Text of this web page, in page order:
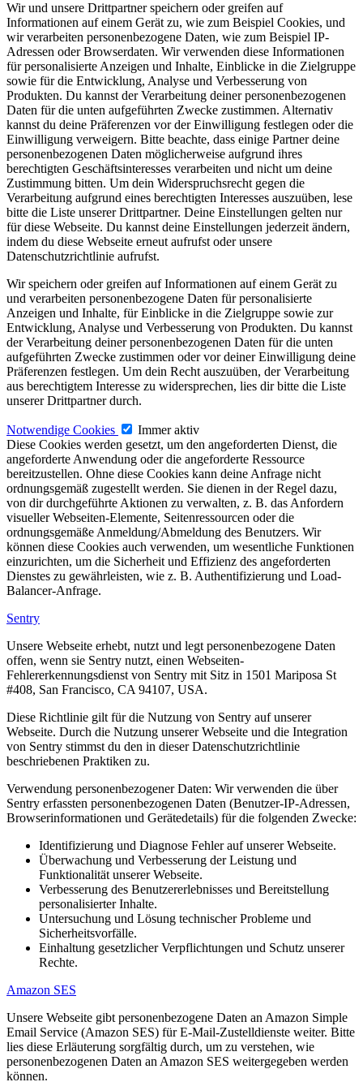
Wir und unsere Drittpartner speichern oder greifen auf
Informationen auf einem Gerät zu, wie zum Beispiel Cookies, und
wir verarbeiten personenbezogene Daten, wie zum Beispiel IP-
Adressen oder Browserdaten. Wir verwenden diese Informationen
für personalisierte Anzeigen und Inhalte, Einblicke in die Zielgruppe
sowie für die Entwicklung, Analyse und Verbesserung von
Produkten. Du kannst der Verarbeitung deiner personenbezogenen
Daten für die unten aufgeführten Zwecke zustimmen. Alternativ
kannst du deine Präferenzen vor der Einwilligung festlegen oder die
Einwilligung verweigern. Bitte beachte, dass einige Partner deine
personenbezogenen Daten möglicherweise aufgrund ihres
berechtigten Geschäftsinteresses verarbeiten und nicht um deine
Zustimmung bitten. Um dein Widerspruchsrecht gegen die
Verarbeitung aufgrund eines berechtigten Interesses auszuüben, lese
bitte die Liste unserer Drittpartner. Deine Einstellungen gelten nur
für diese Webseite. Du kannst deine Einstellungen jederzeit ändern,
indem du diese Webseite erneut aufrufst oder unsere
Datenschutzrichtlinie aufrufst.
Wir speichern oder greifen auf Informationen auf einem Gerät zu
und verarbeiten personenbezogene Daten für personalisierte
Anzeigen und Inhalte, für Einblicke in die Zielgruppe sowie zur
Entwicklung, Analyse und Verbesserung von Produkten. Du kannst
der Verarbeitung deiner personenbezogenen Daten für die unten
aufgeführten Zwecke zustimmen oder vor deiner Einwilligung deine
Präferenzen festlegen. Um dein Recht auszuüben, der Verarbeitung
aus berechtigtem Interesse zu widersprechen, lies dir bitte die Liste
unserer Drittpartner durch.
Notwendige Cookies
Immer aktiv
Diese Cookies werden gesetzt, um den angeforderten Dienst, die
angeforderte Anwendung oder die angeforderte Ressource
bereitzustellen. Ohne diese Cookies kann deine Anfrage nicht
ordnungsgemäß zugestellt werden. Sie dienen in der Regel dazu,
von dir durchgeführte Aktionen zu verwalten, z. B. das Anfordern
visueller Webseiten-Elemente, Seitenressourcen oder die
ordnungsgemäße Anmeldung/Abmeldung des Benutzers. Wir
können diese Cookies auch verwenden, um wesentliche Funktionen
einzurichten, um die Sicherheit und Effizienz des angeforderten
Dienstes zu gewährleisten, wie z. B. Authentifizierung und Load-
Balancer-Anfrage.
Sentry
Unsere Webseite erhebt, nutzt und legt personenbezogene Daten
offen, wenn sie Sentry nutzt, einen Webseiten-
Fehlererkennungsdienst von Sentry mit Sitz in 1501 Mariposa St
#408, San Francisco, CA 94107, USA.
Diese Richtlinie gilt für die Nutzung von Sentry auf unserer
Webseite. Durch die Nutzung unserer Webseite und die Integration
von Sentry stimmst du den in dieser Datenschutzrichtlinie
beschriebenen Praktiken zu.
Verwendung personenbezogener Daten: Wir verwenden die über
Sentry erfassten personenbezogenen Daten (Benutzer-IP-Adressen,
Browserinformationen und Gerätedetails) für die folgenden Zwecke:
Identifizierung und Diagnose Fehler auf unserer Webseite.
Überwachung und Verbesserung der Leistung und
Funktionalität unserer Webseite.
Verbesserung des Benutzererlebnisses und Bereitstellung
personalisierter Inhalte.
Untersuchung und Lösung technischer Probleme und
Sicherheitsvorfälle.
Einhaltung gesetzlicher Verpflichtungen und Schutz unserer
Rechte.
Amazon SES
Unsere Webseite gibt personenbezogene Daten an Amazon Simple
Email Service (Amazon SES) für E-Mail-Zustelldienste weiter. Bitte
lies diese Erläuterung sorgfältig durch, um zu verstehen, wie
personenbezogenen Daten an Amazon SES weitergegeben werden
können.